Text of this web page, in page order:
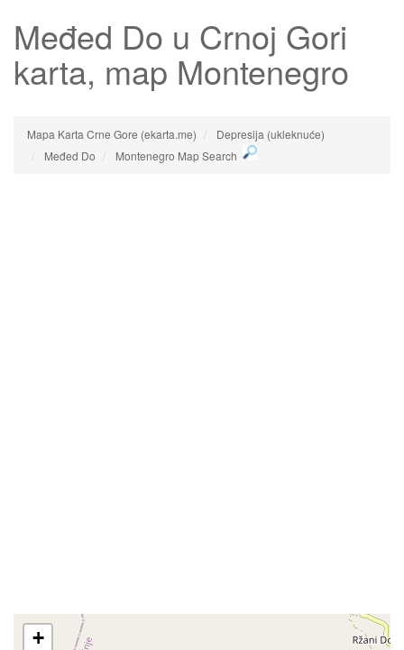
Međed Do u Crnoj Gori
karta, map Montenegro
Mapa Karta Crne Gore (ekarta.me)
Depresija (ukleknuće)
Međed Do
Montenegro Map Search
+